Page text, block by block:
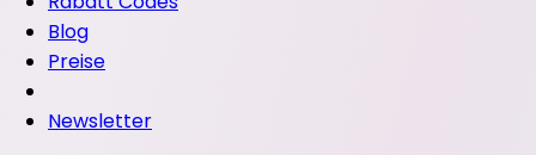
Blog
Preise
Newsletter